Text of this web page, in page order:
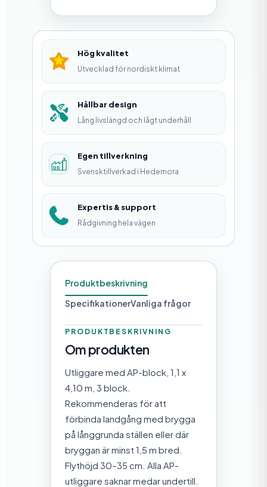
r
m
ä
n
g
d
Hög kvalitet
Utvecklad för nordiskt klimat
Hållbar design
Lång livslängd och lågt underhåll
Egen tillverkning
Svensktillverkad i Hedemora
Expertis & support
Rådgivning hela vägen
Produktbeskrivning
SpecifikationerVanliga frågor
PRODUKTBESKRIVNING
Om produkten
Utliggare med AP-block, 1,1 x
4,10 m, 3 block.
Rekommenderas för att
förbinda landgång med brygga
på långgrunda ställen eller där
bryggan är minst 1,5 m bred.
Flythöjd 30–35 cm. Alla AP-
utliggare saknar medar undertill.